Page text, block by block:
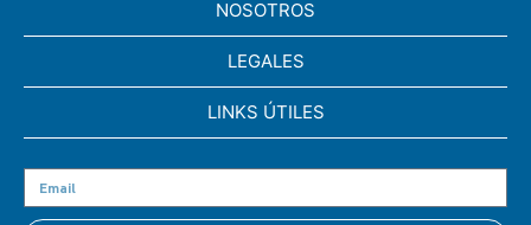
NOSOTROS
LEGALES
LINKS ÚTILES